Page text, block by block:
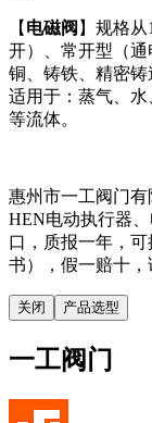
【 电磁阀 】规格
开）、常开型（
铜、铸铁、精密铸
适用于：蒸气、
等流体。
惠州市一工阀门
HEN电动执行器
口，质报一年，
书），假一赔十，
关闭 产品选型
一工阀门